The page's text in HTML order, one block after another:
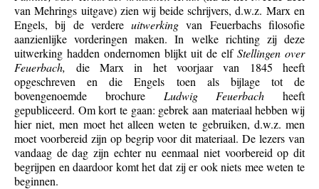
van Mehrings uitgave) zien wij beide schrijvers, d.w.z. Marx en
Engels, bij de verdereuitwerkingvan Feuerbachs filosofie
aanzienlijke vorderingen maken. In welke richting zij deze
uitwerking hadden ondernomen blijkt uit de elf Stellingen over
Feuerbach, die Marx in het voorjaar van 1845 heeft
opgeschreven en die Engels toen als bijlage tot de
bovengenoemde brochure Ludwig Feuerbach heeft
gepubliceerd. Om kort te gaan: gebrek aan materiaal hebben wij
hier niet, men moet het alleen weten te gebruiken, d.w.z. men
moet voorbereid zijn op begrip voor dit materiaal. De lezers van
vandaag de dag zijn echter nu eenmaal niet voorbereid op dit
begrijpen en daardoor komt het dat zij er ook niets mee weten te
beginnen.